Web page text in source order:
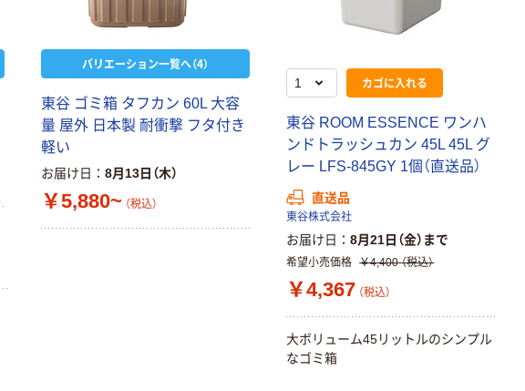
バリエーション一覧へ（4）
東谷 ゴミ箱 タフカン 60L 大容
量 屋外 日本製 耐衝撃 フタ付き
軽い
お届け日 8月13日（木）
￥5,880~ （税込）
カゴに入れる
東谷 ROOM ESSENCE ワンハ
ンドトラッシュカン 45L 45L グ
レー LFS-845GY 1個（直送品）
直送品
東谷株式会社
お届け日 8月21日（金）まで
希望小売価格 ￥4,400 （税込）
￥4,367 （税込）
大ボリューム45リットルのシンプル
なゴミ箱